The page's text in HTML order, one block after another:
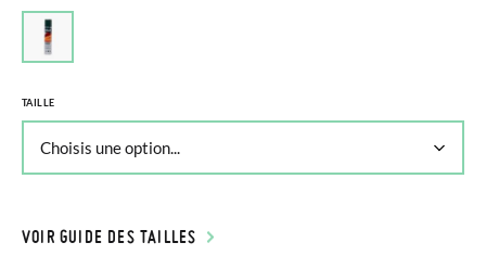
TAILLE
VOIR GUIDE DES TAILLES